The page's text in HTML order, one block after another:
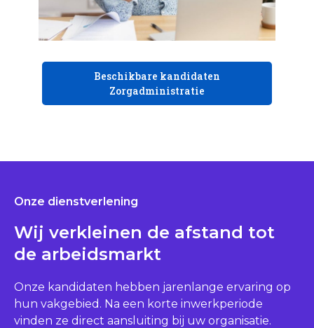
Beschikbare kandidaten
Zorgadministratie
Onze dienstverlening
Wij verkleinen de afstand tot
de arbeidsmarkt
Onze kandidaten hebben jarenlange ervaring op
hun vakgebied. Na een korte inwerkperiode
vinden ze direct aansluiting bij uw organisatie.